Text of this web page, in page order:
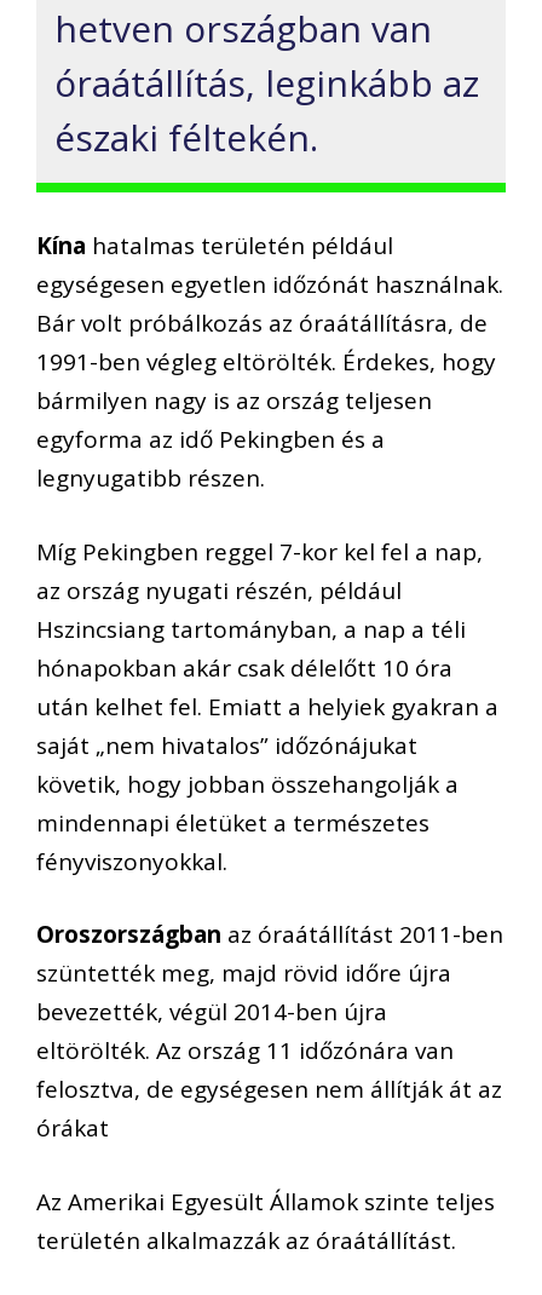
hetven országban van
óraátállítás, leginkább az
északi féltekén.
Kína hatalmas területén például
egységesen egyetlen időzónát használnak.
Bár volt próbálkozás az óraátállításra, de
1991-ben végleg eltörölték. Érdekes, hogy
bármilyen nagy is az ország teljesen
egyforma az idő Pekingben és a
legnyugatibb részen.
Míg Pekingben reggel 7-kor kel fel a nap,
az ország nyugati részén, például
Hszincsiang tartományban, a nap a téli
hónapokban akár csak délelőtt 10 óra
után kelhet fel. Emiatt a helyiek gyakran a
saját „nem hivatalos” időzónájukat
követik, hogy jobban összehangolják a
mindennapi életüket a természetes
fényviszonyokkal.
Oroszországban az óraátállítást 2011-ben
szüntették meg, majd rövid időre újra
bevezették, végül 2014-ben újra
eltörölték. Az ország 11 időzónára van
felosztva, de egységesen nem állítják át az
órákat
Az Amerikai Egyesült Államok szinte teljes
területén alkalmazzák az óraátállítást.